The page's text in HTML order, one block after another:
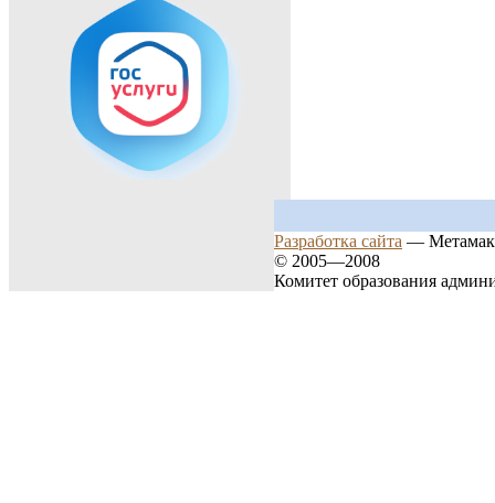
Разработка сайта —
© 2005—2008
Комитет образования